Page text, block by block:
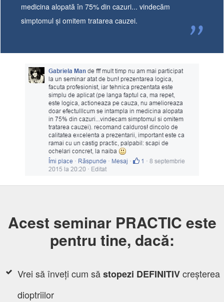
medicina alopată în 75% din cazuri... vindecăm
simptomul și omitem tratarea cauzei.
Acest seminar PRACTIC este
pentru tine, dacă:
Vrei să înveți cum săstopezi DEFINITIVcreșterea
dioptriilor